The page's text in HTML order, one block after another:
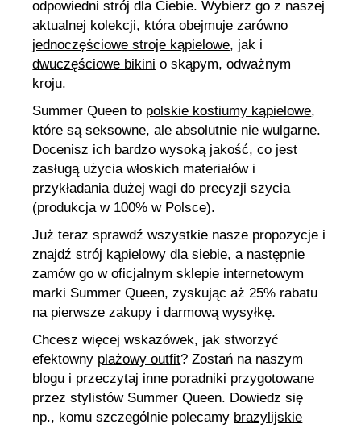
odpowiedni strój dla Ciebie. Wybierz go z naszej
aktualnej kolekcji, która obejmuje zarówno
jednoczęściowe stroje kąpielowe, jak i
dwuczęściowe bikini o skąpym, odważnym
kroju.
Summer Queen to polskie kostiumy kąpielowe,
które są seksowne, ale absolutnie nie wulgarne.
Docenisz ich bardzo wysoką jakość, co jest
zasługą użycia włoskich materiałów i
przykładania dużej wagi do precyzji szycia
(produkcja w 100% w Polsce).
Już teraz sprawdź wszystkie nasze propozycje i
znajdź strój kąpielowy dla siebie, a następnie
zamów go w oficjalnym sklepie internetowym
marki Summer Queen, zyskując aż 25% rabatu
na pierwsze zakupy i darmową wysyłkę.
Chcesz więcej wskazówek, jak stworzyć
efektowny plażowy outfit? Zostań na naszym
blogu i przeczytaj inne poradniki przygotowane
przez stylistów Summer Queen. Dowiedz się
np., komu szczególnie polecamy brazylijskie